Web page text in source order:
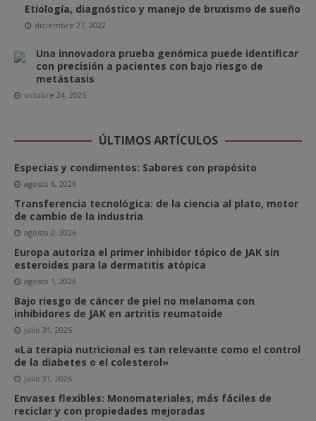
Etiología, diagnóstico y manejo de bruxismo de sueño
diciembre 27, 2022
Una innovadora prueba genómica puede identificar
con precisión a pacientes con bajo riesgo de
metástasis
octubre 24, 2025
ÚLTIMOS ARTÍCULOS
Especias y condimentos: Sabores con propósito
agosto 6, 2026
Transferencia tecnológica: de la ciencia al plato, motor
de cambio de la industria
agosto 2, 2026
Europa autoriza el primer inhibidor tópico de JAK sin
esteroides para la dermatitis atópica
agosto 1, 2026
Bajo riesgo de cáncer de piel no melanoma con
inhibidores de JAK en artritis reumatoide
julio 31, 2026
«La terapia nutricional es tan relevante como el control
de la diabetes o el colesterol»
julio 31, 2026
Envases flexibles: Monomateriales, más fáciles de
reciclar y con propiedades mejoradas